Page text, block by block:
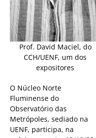
Prof. David Maciel, do
CCH/UENF, um dos
expositores
O Núcleo Norte
Fluminense do
Observatório das
Metrópoles, sediado na
UENF, participa, na